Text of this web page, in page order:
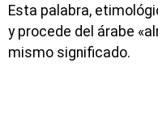
Esta palabra,
y procede del árabe
mismo significado.